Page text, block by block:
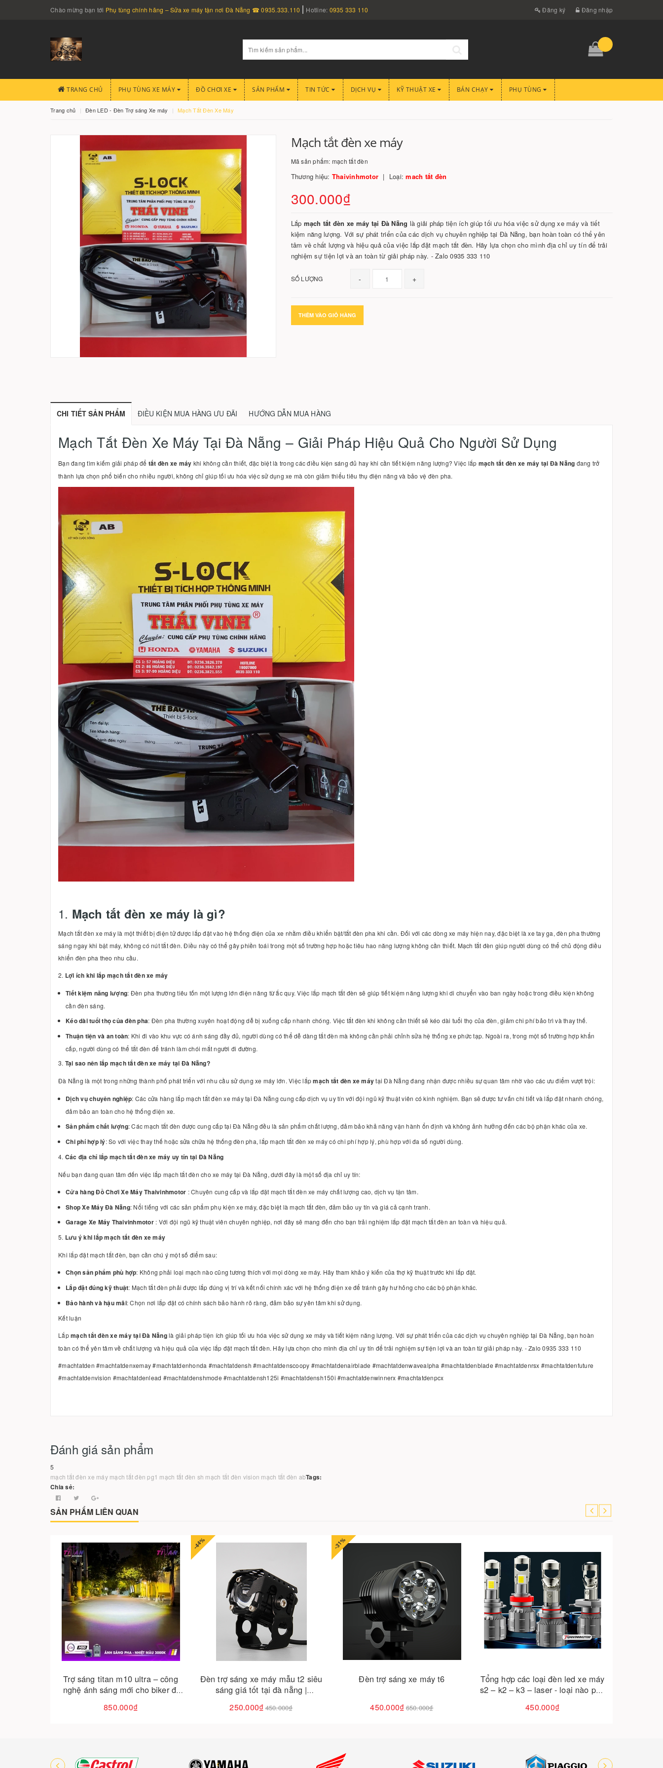
Chào mừng bạn tới Phụ tùng chính hãng – Sửa xe máy tận nơi Đà Nẵng ☎ 0935.333.110 Hotline: 0935 333 110 Đăng ký Đăng nhập
TRANG CHỦ PHỤ TÙNG XE MÁY ĐỒ CHƠI XE SẢN PHẨM TIN TỨC DỊCH VỤ KỸ THUẬT XE BÁN CHẠY PHỤ TÙNG
Trang chủ Đèn LED - Đèn Trợ sáng Xe máy Mạch Tắt Đèn Xe Máy
Mạch tắt đèn xe máy
Mã sản phẩm: mạch tắt đèn
Thương hiệu: Thaivinhmotor Loại:mach tắt đèn
300.000₫
Lắp mạch tắt đèn xe máy tại Đà Nẵng là giải pháp tiện ích giúp tối ưu hóa việc sử dụng xe máy và tiết
kiệm năng lượng. Với sự phát triển của các dịch vụ chuyên nghiệp tại Đà Nẵng, bạn hoàn toàn có thể yên
tâm về chất lượng và hiệu quả của việc lắp đặt mạch tắt đèn. Hãy lựa chọn cho mình địa chỉ uy tín để trải
nghiệm sự tiện lợi và an toàn từ giải pháp này. - Zalo 0935 333 110
SỐ LƯỢNG - +
THÊM VÀO GIỎ HÀNG
CHI TIẾT SẢN PHẨM ĐIỀU KIỆN MUA HÀNG ƯU ĐÃI HƯỚNG DẪN MUA HÀNG
Mạch Tắt Đèn Xe Máy Tại Đà Nẵng – Giải Pháp Hiệu Quả Cho Người Sử Dụng
Bạn đang tìm kiếm giải pháp để tắt đèn xe máy khi không cần thiết, đặc biệt là trong các điều kiện sáng đủ hay khi cần tiết kiệm năng lượng? Việc lắp mạch tắt đèn xe máy tại Đà Nẵng đang trở
thành lựa chọn phổ biến cho nhiều người, không chỉ giúp tối ưu hóa việc sử dụng xe mà còn giảm thiểu tiêu thụ điện năng và bảo vệ đèn pha.
1. Mạch tắt đèn xe máy là gì?
Mạch tắt đèn xe máy là một thiết bị điện tử được lắp đặt vào hệ thống điện của xe nhằm điều khiển bật/tắt đèn pha khi cần. Đối với các dòng xe máy hiện nay, đặc biệt là xe tay ga, đèn pha thường
sáng ngay khi bật máy, không có nút tắt đèn. Điều này có thể gây phiền toái trong một số trường hợp hoặc tiêu hao năng lượng không cần thiết. Mạch tắt đèn giúp người dùng có thể chủ động điều
khiển đèn pha theo nhu cầu.
2. Lợi ích khi lắp mạch tắt đèn xe máy
Tiết kiệm năng lượng: Đèn pha thường tiêu tốn một lượng lớn điện năng từ ắc quy. Việc lắp mạch tắt đèn sẽ giúp tiết kiệm năng lượng khi di chuyển vào ban ngày hoặc trong điều kiện không
cần đèn sáng.
Kéo dài tuổi thọ của đèn pha: Đèn pha thường xuyên hoạt động dễ bị xuống cấp nhanh chóng. Việc tắt đèn khi không cần thiết sẽ kéo dài tuổi thọ của đèn, giảm chi phí bảo trì và thay thế.
Thuận tiện và an toàn: Khi đi vào khu vực có ánh sáng đầy đủ, người dùng có thể dễ dàng tắt đèn mà không cần phải chỉnh sửa hệ thống xe phức tạp. Ngoài ra, trong một số trường hợp khẩn
cấp, người dùng có thể tắt đèn để tránh làm chói mắt người đi đường.
3. Tại sao nên lắp mạch tắt đèn xe máy tại Đà Nẵng?
Đà Nẵng là một trong những thành phố phát triển với nhu cầu sử dụng xe máy lớn. Việc lắpmạch tắt đèn xe máytại Đà Nẵng đang nhận được nhiều sự quan tâm nhờ vào các ưu điểm vượt trội:
Dịch vụ chuyên nghiệp: Các cửa hàng lắp mạch tắt đèn xe máy tại Đà Nẵng cung cấp dịch vụ uy tín với đội ngũ kỹ thuật viên có kinh nghiệm. Bạn sẽ được tư vấn chi tiết và lắp đặt nhanh chóng,
đảm bảo an toàn cho hệ thống điện xe.
Sản phẩm chất lượng: Các mạch tắt đèn được cung cấp tại Đà Nẵng đều là sản phẩm chất lượng, đảm bảo khả năng vận hành ổn định và không ảnh hưởng đến các bộ phận khác của xe.
Chi phí hợp lý: So với việc thay thế hoặc sửa chữa hệ thống đèn pha, lắp mạch tắt đèn xe máy có chi phí hợp lý, phù hợp với đa số người dùng.
4. Các địa chỉ lắp mạch tắt đèn xe máy uy tín tại Đà Nẵng
Nếu bạn đang quan tâm đến việc lắp mạch tắt đèn cho xe máy tại Đà Nẵng, dưới đây là một số địa chỉ uy tín:
Cửa hàng Đồ Chơi Xe Máy Thaivinhmotor : Chuyên cung cấp và lắp đặt mạch tắt đèn xe máy chất lượng cao, dịch vụ tận tâm.
Shop Xe Máy Đà Nẵng: Nổi tiếng với các sản phẩm phụ kiện xe máy, đặc biệt là mạch tắt đèn, đảm bảo uy tín và giá cả cạnh tranh.
Garage Xe Máy Thaivinhmotor : Với đội ngũ kỹ thuật viên chuyên nghiệp, nơi đây sẽ mang đến cho bạn trải nghiệm lắp đặt mạch tắt đèn an toàn và hiệu quả.
5. Lưu ý khi lắp mạch tắt đèn xe máy
Khi lắp đặt mạch tắt đèn, bạn cần chú ý một số điểm sau:
Chọn sản phẩm phù hợp: Không phải loại mạch nào cũng tương thích với mọi dòng xe máy. Hãy tham khảo ý kiến của thợ kỹ thuật trước khi lắp đặt.
Lắp đặt đúng kỹ thuật: Mạch tắt đèn phải được lắp đúng vị trí và kết nối chính xác với hệ thống điện xe để tránh gây hư hỏng cho các bộ phận khác.
Bảo hành và hậu mãi: Chọn nơi lắp đặt có chính sách bảo hành rõ ràng, đảm bảo sự yên tâm khi sử dụng.
Kết luận
Lắpmạch tắt đèn xe máy tại Đà Nẵnglà giải pháp tiện ích giúp tối ưu hóa việc sử dụng xe máy và tiết kiệm năng lượng. Với sự phát triển của các dịch vụ chuyên nghiệp tại Đà Nẵng, bạn hoàn
toàn có thể yên tâm về chất lượng và hiệu quả của việc lắp đặt mạch tắt đèn. Hãy lựa chọn cho mình địa chỉ uy tín để trải nghiệm sự tiện lợi và an toàn từ giải pháp này. - Zalo 0935 333 110
#machtatden #machtatdenxemay #machtatdenhonda #machtatdensh #machtatdenscoopy #machtatdenairblade #machtatdenwavealpha #machtatdenblade #machtatdenrsx #machtatdenfuture
#machtatdenvision #machtatdenlead #machtatdenshmode #machtatdensh125i #machtatdensh150i #machtatdenwinnerx #machtatdenpcx
Đánh giá sản phẩm
5
Tags:
mạch tắt đèn xe máy mạch tắt đèn pg1 mạch tắt đèn sh mạch tắt đèn vision mạch tắt đèn ab
Chia sẻ:
SẢN PHẨM LIÊN QUAN
-44%
Đèn trợ sáng xe máy mẫu t2 siêu
sáng giá tốt tại đà nẵng |
250.000₫450.000₫
Cho vào giỏ hàng
-31%
Đèn trợ sáng xe máy t6
450.000₫650.000₫
Cho vào giỏ hàng
Tổng hợp các loại đèn led xe máy
450.000₫
Cho vào giỏ hàng
Bi mini h4 titan moto f15 – lắp đặt
như zin cho mọi dòng xe tại đà
450.000₫
Cho vào giỏ hàng